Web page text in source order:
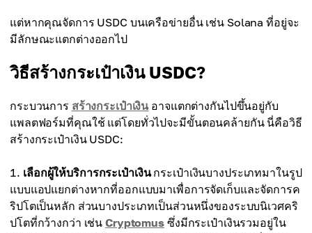
แต่หากคุณจัดการ USDC บนเครือข่ายอื่น เช่น Solana ที่อยู่จะ
มีลักษณะแตกต่างออกไป
วิธีสร้างกระเป๋าเงิน USDC?
กระบวนการ สร้างกระเป๋าเงินอาจแตกต่างกันไปขึ้นอยู่กับ
แพลตฟอร์มที่คุณใช้ แต่โดยทั่วไปจะมีขั้นตอนคล้ายกัน นี่คือวิธี
สร้างกระเป๋าเงิน USDC:
เลือกผู้ให้บริการกระเป๋าเงินกระเป๋าเงินบางประเภทมาในรูป
แบบแอปแยกต่างหากที่ออกแบบมาเพื่อการจัดเก็บและจัดการค
ริปโตเป็นหลัก ส่วนบางประเภทเป็นส่วนหนึ่งของระบบนิเวศคริ
ปโตที่กว้างกว่า เช่นCryptomus ซึ่งมีกระเป๋าเงินรวมอยู่ใน